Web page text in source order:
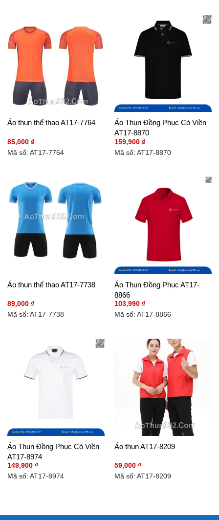
Áo thun thể thao AT17-7764
85,000 ₫
Mã số: AT17-7764
Áo Thun Đồng Phục Có Viền
AT17-8870
159,900 ₫
Mã số: AT17-8870
Áo thun thể thao AT17-7738
89,000 ₫
Mã số: AT17-7738
Áo Thun Đồng Phục AT17-
8866
103,990 ₫
Mã số: AT17-8866
Áo Thun Đồng Phục Có Viền
AT17-8974
149,900 ₫
Mã số: AT17-8974
Áo thun AT17-8209
59,000 ₫
Mã số: AT17-8209